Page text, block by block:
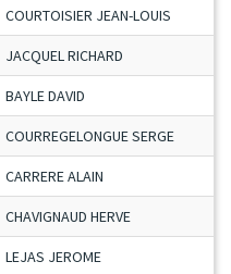
COURTOISIER JEAN-LOUIS
JACQUEL RICHARD
BAYLE DAVID
COURREGELONGUE SERGE
CARRERE ALAIN
CHAVIGNAUD HERVE
LEJAS JEROME